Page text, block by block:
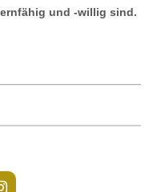
und -willig sind.